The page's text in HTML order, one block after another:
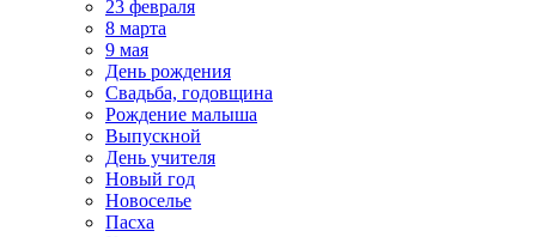
23 февраля
8 марта
9 мая
День рождения
Свадьба, годовщина
Рождение малыша
Выпускной
День учителя
Новый год
Новоселье
Пасха